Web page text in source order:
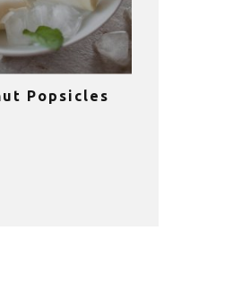
10 σούπερ θρεπτικά